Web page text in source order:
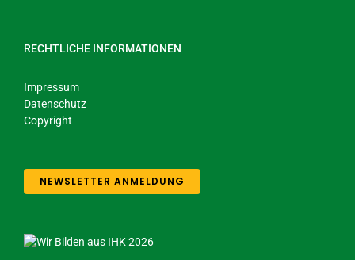
RECHTLICHE INFORMATIONEN
Impressum
Datenschutz
Copyright
NEWSLETTER ANMELDUNG